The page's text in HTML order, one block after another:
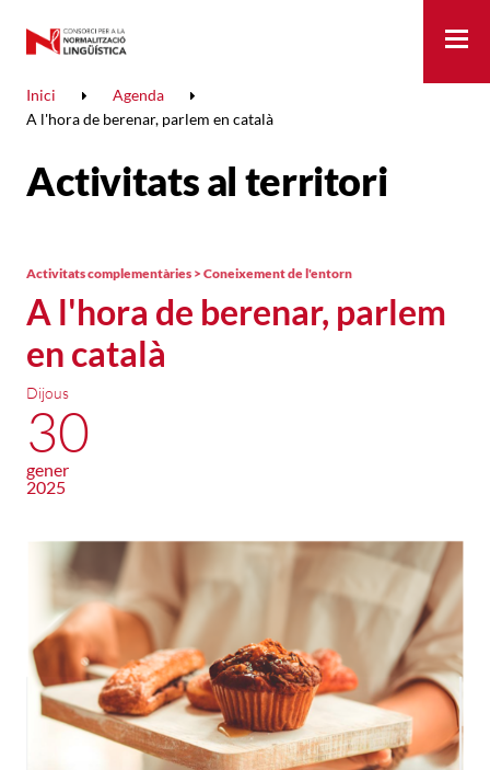
Inici
Agenda
A l'hora de berenar, parlem en català
Activitats al territori
A l'hora de berenar, parlem
en català
Activitats complementàries > Coneixement de l'entorn
Dijous
30
gener
2025